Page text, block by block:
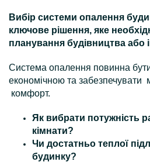
Вибір системи опалення
ключове рішення, яке
планування будівництва або
Система опалення повинна
економічною та забезпечувати
комфорт.
Як вибрати потужність
кімнати?
Чи достатньо теплої
будинку?